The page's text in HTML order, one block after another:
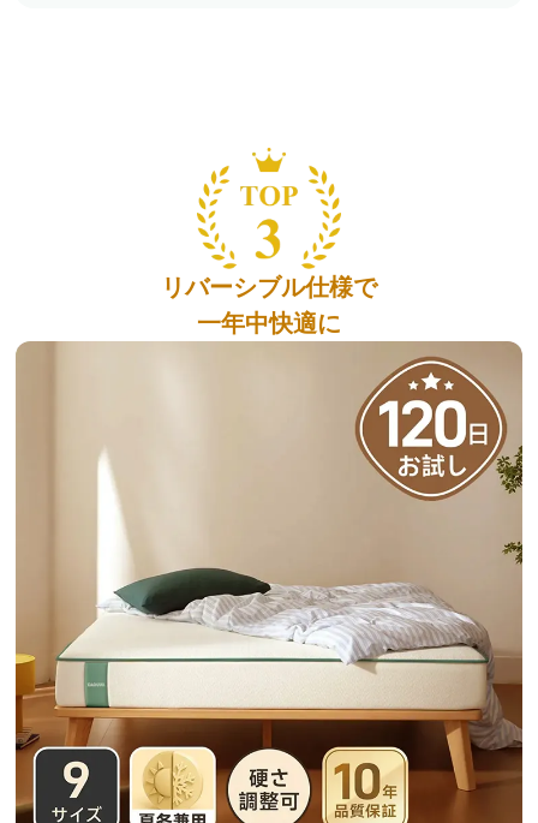
リバーシブル仕様で
一年中快適に